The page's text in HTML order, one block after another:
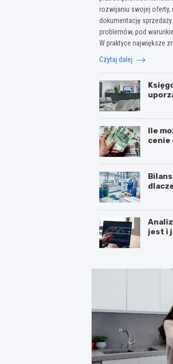
rozwijaniu swojej oferty,
dokumentację
problemów, pod
W praktyce największe
Czytaj dalej
Ile
cenie
jest i